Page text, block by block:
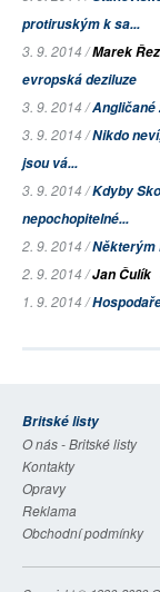
protiruským k sa...
3. 9. 2014 /Marek
evropská deziluze
3. 9. 2014 /Angličané
3. 9. 2014 /Nikdo
jsou vá...
3. 9. 2014 /Kdyby
nepochopitelné...
2. 9. 2014 /Některým
2. 9. 2014 /Jan Čulík
1. 9. 2014 /
Britské listy
O nás - Britské listy
Kontakty
Opravy
Reklama
Obchodní podmínky